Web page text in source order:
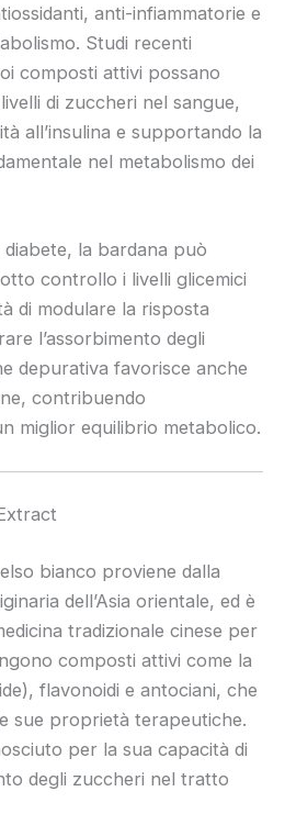
anti-infiammatorie e
Studi recenti
composti attivi possano
di zuccheri nel sangue,
all’insulina e supportando la
nel metabolismo dei
la bardana può
controllo i livelli glicemici
di modulare la risposta
l’assorbimento degli
depurativa favorisce anche
contribuendo
miglior equilibrio metabolico.
bianco proviene dalla
dell’Asia orientale, ed è
tradizionale cinese per
composti attivi come la
flavonoidi e antociani, che
sue proprietà terapeutiche.
per la sua capacità di
degli zuccheri nel tratto